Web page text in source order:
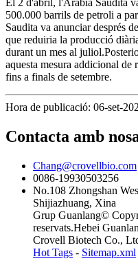
El 2 d'abril, l'Aràbia Saudita
500.000 barrils de petroli a
Saudita va anunciar després
que reduiria la producció
durant un mes al
aquesta mesura addicional de
fins a finals de setembre.
Hora de publicació: 06-set-
Contacta amb
Chang@crovellbio.com
0086-19930503256
No.108 Zhongshan
Shijiazhuang, Xina
Grup Guanlang©
reservats.Hebei
Crovell Biotech Co.,
Hot Tags - Sitemap.xml